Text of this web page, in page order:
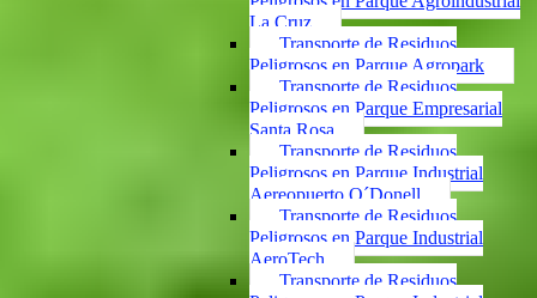
La Cruz
Transporte de Residuos
Peligrosos en Parque Agropark
Transporte de Residuos
Peligrosos en Parque Empresarial
Santa Rosa
Transporte de Residuos
Peligrosos en Parque Industrial
Aereopuerto O´Donell
Transporte de Residuos
Peligrosos en Parque Industrial
AeroTech
Transporte de Residuos